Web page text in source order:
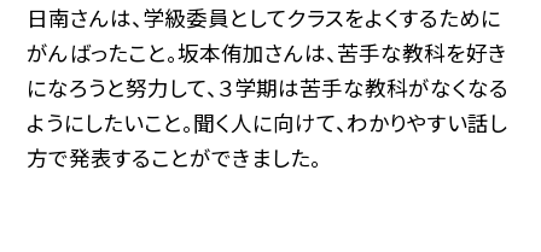
日南さんは、学級委員としてクラスをよくするために
がんばったこと。坂本侑加さんは、苦手な教科を好き
になろうと努力して、３学期は苦手な教科がなくなる
ようにしたいこと。聞く人に向けて、わかりやすい話し
方で発表することができました。